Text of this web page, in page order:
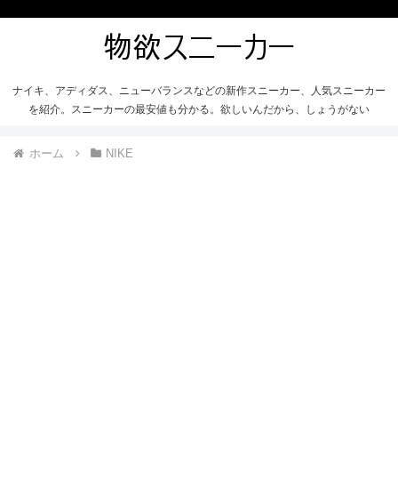
ナイキ、アディダス、ニューバランスなどの新作スニーカー、人気スニーカー
を紹介。スニーカーの最安値も分かる。欲しいんだから、しょうがない
ホーム NIKE